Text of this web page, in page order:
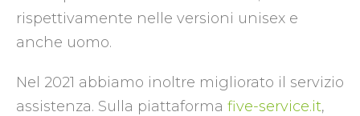
rispettivamente nelle versioni unisex e
anche uomo.
Nel 2021 abbiamo inoltre migliorato il servizio
assistenza. Sulla piattaforma five-service.it,